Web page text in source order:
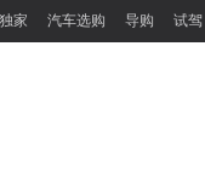
家 汽车选购 导购 试驾